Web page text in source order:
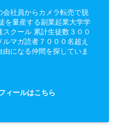
会社員からカメラ転売で脱
を量産する副業起業大学学
スクール 累計生徒数３００
マガ読者７０００名超え
由になる仲間を探していま
ィールはこちら